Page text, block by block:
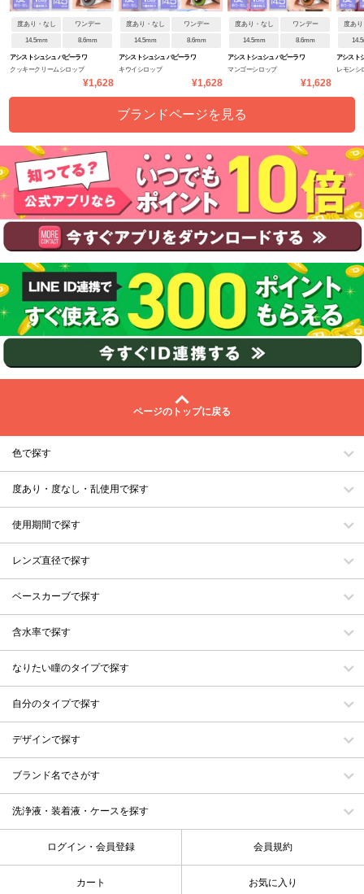
度あり・なし ワンデー
14.5mm 8.6mm
アシストシュシュ パピーラワ
クッキークリームシロップ
¥1,628
度あり・なし ワンデー
14.5mm 8.6mm
アシストシュシュ パピーラワ
キウイシロップ
¥1,628
度あり・なし ワンデー
14.5mm 8.6mm
アシストシュシュ パピーラワ
マンゴーシロップ
¥1,628
度あ
アシスト
レモンシ
ブランドページを見る
ページのトップに戻る
色で探す
度あり・度なし・乱使用で探す
使用期間で探す
レンズ直径で探す
ベースカーブで探す
含水率で探す
なりたい瞳のタイプで探す
自分のタイプで探す
デザインで探す
ブランド名でさがす
洗浄液・装着液・ケースを探す
ログイン・会員登録 会員規約
カート お気に入り